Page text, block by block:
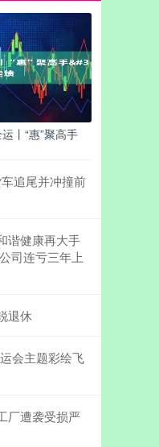
丨“惠”聚高手
追尾并冲撞前
谐健康再大手
司连亏三年上
退休
会主题彩绘飞
厂遭袭受损严